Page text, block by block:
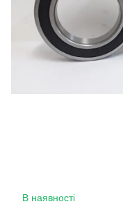
В наявності